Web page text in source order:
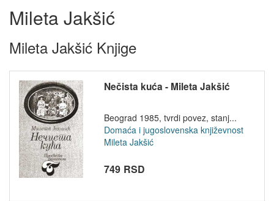
Mileta Jakšić
Mileta Jakšić Knjige
Nečista kuća - Mileta Jakšić
Beograd 1985, tvrdi povez, stanj...
Domaća i jugoslovenska književnost
Mileta Jakšić
749 RSD